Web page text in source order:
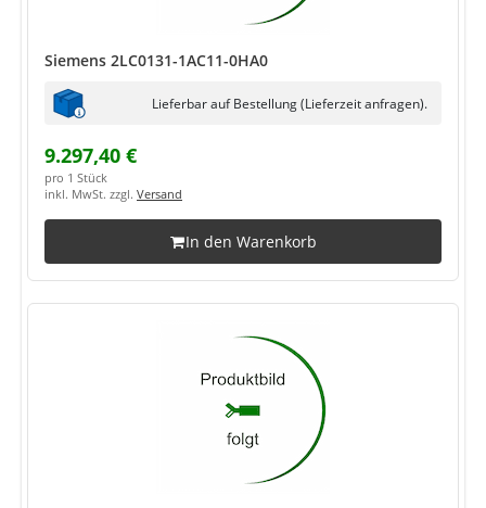
Siemens 2LC0131-1AC11-0HA0
Lieferbar auf Bestellung (Lieferzeit anfragen).
9.297,40 €
pro 1 Stück
inkl. MwSt. zzgl. Versand
In den Warenkorb